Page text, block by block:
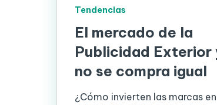
Tendencias
El mercado de la
Publicidad Exterior
no se compra igual
¿Cómo invierten las marcas en